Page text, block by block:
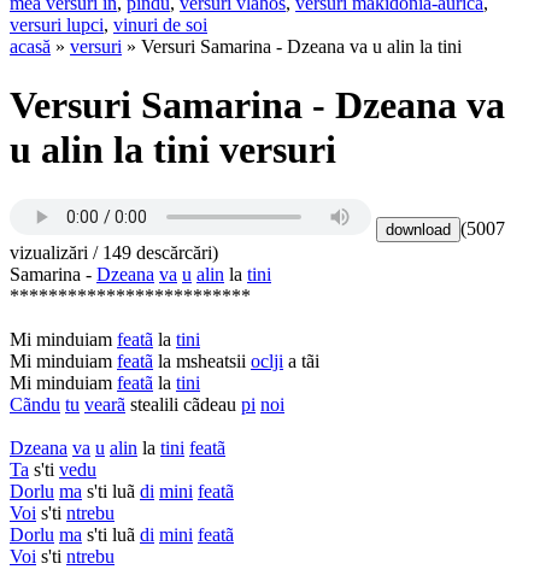
versuri lupci, vinuri de soi
acasă » versuri » Versuri Samarina - Dzeana va u alin la tini
Versuri Samarina - Dzeana va
u alin la tini versuri
(5007
vizualizări / 149 descărcări)
Samarina - Dzeana va u alin la tini
*************************
Mi minduiam featã la tini
Mi minduiam featã la msheatsii oclji a tãi
Mi minduiam featã la tini
Cãndu tu vearã stealili cãdeau pi noi
Dzeana va u alin la tini featã
Ta s'ti vedu
Dorlu ma s'ti luã di mini featã
Voi s'ti ntrebu
Dorlu ma s'ti luã di mini featã
Voi s'ti ntrebu